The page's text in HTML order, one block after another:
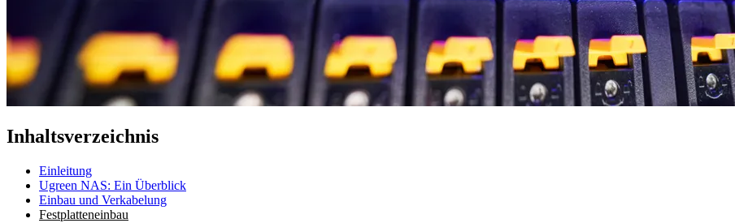
Inhaltsverzeichnis
Einleitung
Ugreen NAS: Ein Überblick
Einbau und Verkabelung
Festplatteneinbau